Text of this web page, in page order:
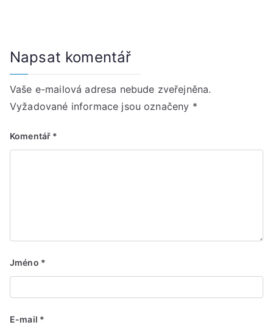
Napsat komentář
Vaše e-mailová adresa nebude zveřejněna.
Vyžadované informace jsou označeny *
Komentář *
Jméno *
E-mail *